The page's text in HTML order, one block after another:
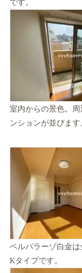
です。
室内からの景色。
ンションが並びます
ベルパラーゾ白金
Kタイプです。